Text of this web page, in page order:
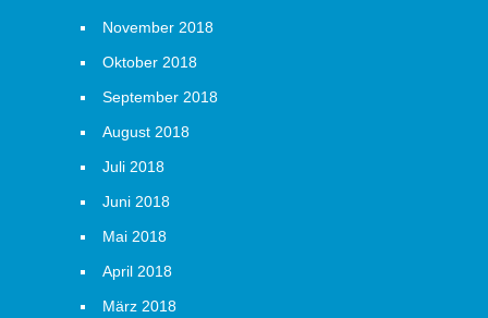
November 2018
Oktober 2018
September 2018
August 2018
Juli 2018
Juni 2018
Mai 2018
April 2018
März 2018